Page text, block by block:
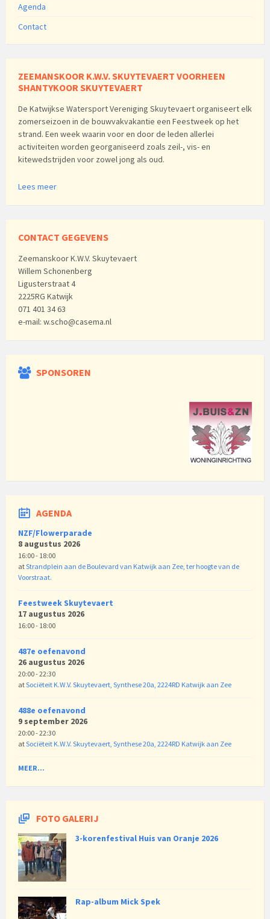
Agenda
Contact
ZEEMANSKOOR K.W.V. SKUYTEVAERT VOORHEEN
SHANTYKOOR SKUYTEVAERT
De Katwijkse Watersport Vereniging Skuytevaert organiseert elk
zomerseizoen in de bouwvakvakantie een Feestweek op het
strand. Een week waarin voor en door de leden allerlei
activiteiten worden georganiseerd zoals zeil-, vis- en
kitewedstrijden voor zowel jong als oud.
Lees meer
CONTACT GEGEVENS
Zeemanskoor K.W.V. Skuytevaert
Willem Schonenberg
Ligusterstraat 4
2225RG Katwijk
071 401 34 63
e-mail: w.scho@casema.nl
SPONSOREN
AGENDA
NZF/Flowerparade
8 augustus 2026
16:00 - 18:00
atStrandplein aan de Boulevard van Katwijk aan Zee, ter hoogte van de
Voorstraat.
Feestweek Skuytevaert
17 augustus 2026
16:00 - 18:00
487e oefenavond
26 augustus 2026
20:00 - 22:30
atSociëteit K.W.V. Skuytevaert, Synthese 20a, 2224RD Katwijk aan Zee
488e oefenavond
9 september 2026
20:00 - 22:30
atSociëteit K.W.V. Skuytevaert, Synthese 20a, 2224RD Katwijk aan Zee
MEER...
FOTO GALERIJ
3-korenfestival Huis van Oranje 2026
Rap-album Mick Spek